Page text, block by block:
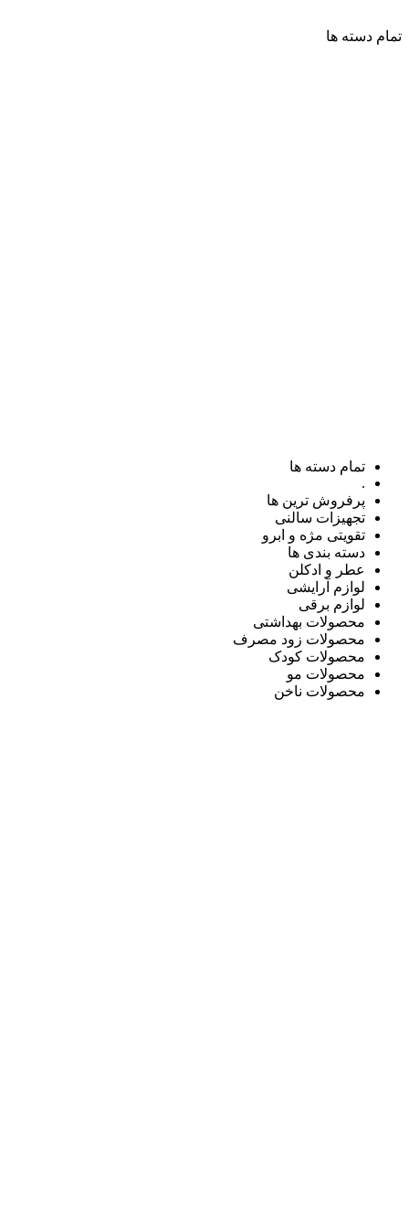
تمام دسته ها
تمام دسته ها
.
پرفروش ترین ها
تجهیزات سالنی
تقویتی مژه و ابرو
دسته بندی ها
عطر و ادکلن
لوازم آرایشی
لوازم برقی
محصولات بهداشتی
محصولات زود مصرف
محصولات کودک
محصولات مو
محصولات ناخن